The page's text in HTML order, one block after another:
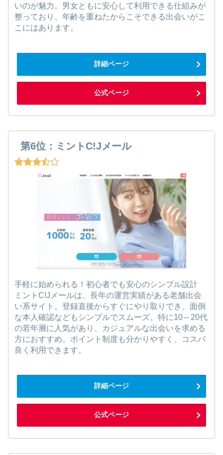
いのが魅力。男女ともに安心して利用できる仕組みが
整っており、年齢を重ねたからこそできる出会いがこ
こにはあります。
詳細ページ
公式ページ
第6位：ミントC!Jメール
手軽に始められる！初心者でも安心のシンプル設計
ミントC!Jメールは、長年の運営実績がある老舗出会
い系サイト。登録直後からすぐにやり取りでき、面倒
な本人確認などもシンプルでスムーズ。特に10～20代
の若年層に人気があり、カジュアルな出会いを求める
方におすすめ。ポイント制度も分かりやすく、コスパ
良く利用できます。
詳細ページ
公式ページ